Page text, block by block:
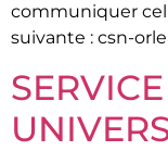
communiquer
suivante : csn-